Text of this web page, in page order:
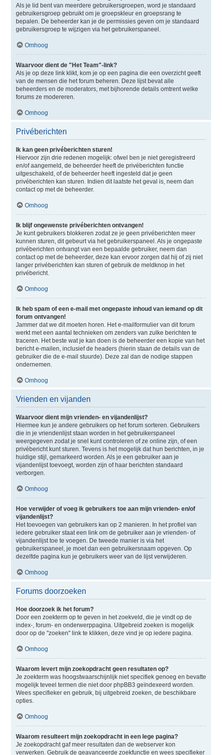
Als je lid bent van meerdere gebruikersgroepen, word je standaard
gebruikersgroep gebruikt om je groepskleur en groepsrang te
bepalen. De beheerder kan je de permissies geven om je standaard
gebruikersgroep te wijzigen via het gebruikerspaneel.
Omhoog
Waarvoor dient de "Het Team"-link?
Als je op deze link klikt, kom je op een pagina die een overzicht geeft
van de mensen die het forum beheren. Deze lijst bevat alle
beheerders en de moderators, met bijhorende details omtrent welke
forums ze modereren.
Omhoog
Privéberichten
Ik kan geen privéberichten sturen!
Hiervoor zijn drie redenen mogelijk: ofwel ben je niet geregistreerd
en/of aangemeld, de beheerder heeft de privéberichten functie
uitgeschakeld, of de beheerder heeft ingesteld dat je geen
privéberichten kan sturen. Indien dit laatste het geval is, neem dan
contact op met de beheerder.
Omhoog
Ik blijf ongewenste privéberichten ontvangen!
Je kunt gebruikers blokkeren zodat ze je geen privéberichten meer
kunnen sturen, dit gebeurt via het gebruikerspaneel. Als je ongepaste
privéberichten ontvangt van een bepaalde gebruiker, neem dan
contact op met de beheerder, deze kan ervoor zorgen dat hij of zij niet
langer privéberichten kan sturen of gebruik de meldknop in het
privébericht.
Omhoog
Ik heb spam of een e-mail met ongepaste inhoud van iemand op dit
forum ontvangen!
Jammer dat we dit moeten horen. Het e-mailformulier van dit forum
werkt met een aantal technieken om zenders van zulke berichten te
traceren. Het beste wat je kan doen is de beheerder een kopie van het
bericht e-mailen, inclusief de headers (hierin staan de details van de
gebruiker die de e-mail stuurde). Deze zal dan de nodige stappen
ondernemen.
Omhoog
Vrienden en vijanden
Waarvoor dient mijn vrienden- en vijandenlijst?
Hiermee kun je andere gebruikers op het forum sorteren. Gebruikers
die in je vriendenlijst staan worden in het gebruikerspaneel
weergegeven zodat je snel kunt controleren of ze online zijn, of een
privébericht kunt sturen. Tevens is het mogelijk dat hun berichten, in je
huidige stijl, gemarkeerd worden. Als je een gebruiker aan je
vijandenlijst toevoegt, worden zijn of haar berichten standaard
verborgen.
Omhoog
Hoe verwijder of voeg ik gebruikers toe aan mijn vrienden- en/of
vijandenlijst?
Het toevoegen van gebruikers kan op 2 manieren. In het profiel van
iedere gebruiker staat een link om de gebruiker aan je vrienden- of
vijandenlijst toe te voegen. De tweede manier is via het
gebruikerspaneel, je moet dan een gebruikersnaam opgeven. Op
dezelfde pagina kun je gebruikers weer van de lijst verwijderen.
Omhoog
Forums doorzoeken
Hoe doorzoek ik het forum?
Door een zoekterm op te geven in het zoekveld, die je vindt op de
index-, forum- en onderwerppagina. Uitgebreid zoeken is mogelijk
door op de "zoeken" link te klikken, deze vind je op iedere pagina.
Omhoog
Waarom levert mijn zoekopdracht geen resultaten op?
Je zoekterm was hoogstwaarschijnlijk niet specifiek genoeg en bevatte
mogelijk teveel termen die niet door phpBB3 geïndexeerd worden.
Wees specifieker en gebruik, bij uitgebreid zoeken, de beschikbare
opties.
Omhoog
Waarom resulteert mijn zoekopdracht in een lege pagina?
Je zoekopdracht gaf meer resultaten dan de webserver kon
verwerken. Gebruik de geavanceerde zoekfunctie en wees specifieker